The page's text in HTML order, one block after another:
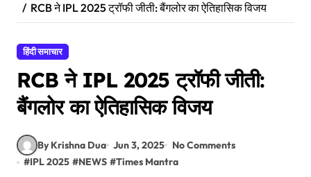
RCB ने IPL 2025 ट्रॉफी जीती: बैंगलोर का ऐतिहासिक विजय
हिंदी समाचार
RCB ने IPL 2025 ट्रॉफी जीती:
बैंगलोर का ऐतिहासिक विजय
By Krishna Dua Jun 3, 2025
No Comments
#IPL 2025 #NEWS #Times Mantra